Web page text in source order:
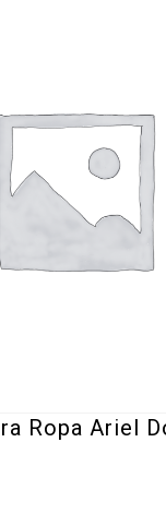
Ropa Ariel